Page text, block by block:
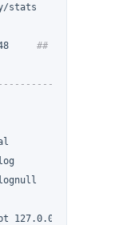
stats
2048
## 修改默认使用
127.0.0.0/8